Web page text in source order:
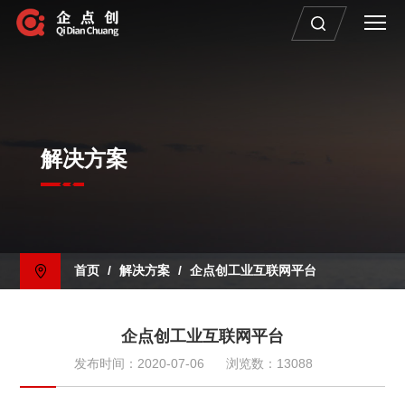
解决方案
首页 / 解决方案 / 企点创工业互联网平台
企点创工业互联网平台
发布时间：2020-07-06 浏览数：13088